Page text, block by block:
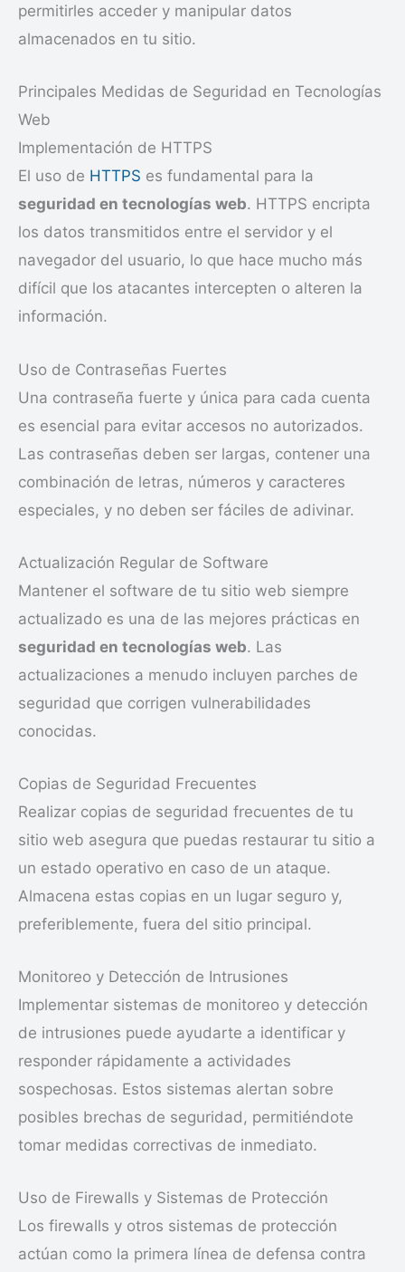
permitirles acceder y manipular datos
almacenados en tu sitio.
Principales Medidas de Seguridad en Tecnologías
Web
Implementación de HTTPS
El uso de HTTPS es fundamental para la
seguridad en tecnologías web. HTTPS encripta
los datos transmitidos entre el servidor y el
navegador del usuario, lo que hace mucho más
difícil que los atacantes intercepten o alteren la
información.
Uso de Contraseñas Fuertes
Una contraseña fuerte y única para cada cuenta
es esencial para evitar accesos no autorizados.
Las contraseñas deben ser largas, contener una
combinación de letras, números y caracteres
especiales, y no deben ser fáciles de adivinar.
Actualización Regular de Software
Mantener el software de tu sitio web siempre
actualizado es una de las mejores prácticas en
seguridad en tecnologías web. Las
actualizaciones a menudo incluyen parches de
seguridad que corrigen vulnerabilidades
conocidas.
Copias de Seguridad Frecuentes
Realizar copias de seguridad frecuentes de tu
sitio web asegura que puedas restaurar tu sitio a
un estado operativo en caso de un ataque.
Almacena estas copias en un lugar seguro y,
preferiblemente, fuera del sitio principal.
Monitoreo y Detección de Intrusiones
Implementar sistemas de monitoreo y detección
de intrusiones puede ayudarte a identificar y
responder rápidamente a actividades
sospechosas. Estos sistemas alertan sobre
posibles brechas de seguridad, permitiéndote
tomar medidas correctivas de inmediato.
Uso de Firewalls y Sistemas de Protección
Los firewalls y otros sistemas de protección
actúan como la primera línea de defensa contra